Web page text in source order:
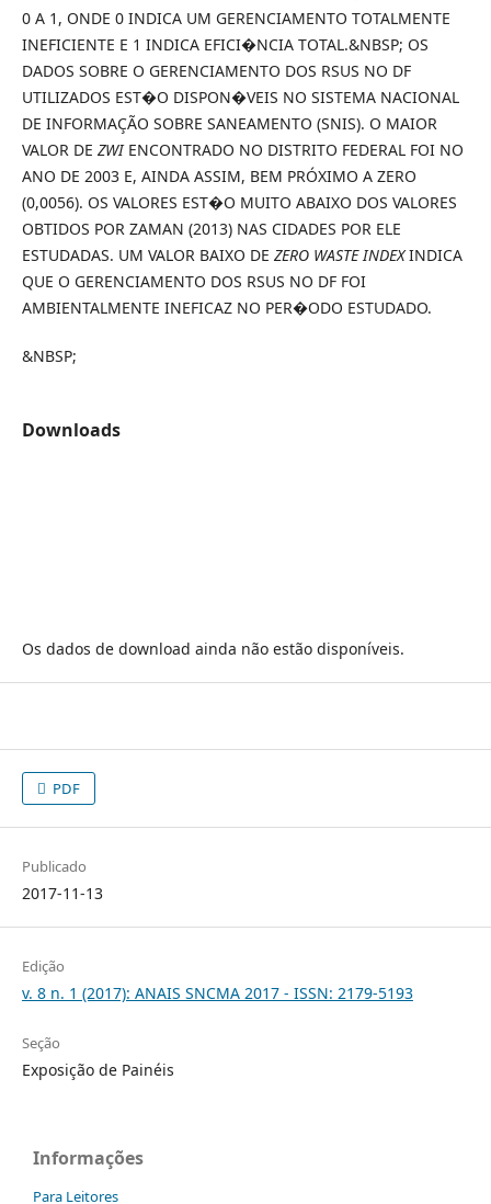
0 A 1, ONDE 0 INDICA UM GERENCIAMENTO TOTALMENTE
INEFICIENTE E 1 INDICA EFICI�NCIA TOTAL.&NBSP; OS
DADOS SOBRE O GERENCIAMENTO DOS RSUS NO DF
UTILIZADOS EST�O DISPON�VEIS NO SISTEMA NACIONAL
DE INFORMAÇÃO SOBRE SANEAMENTO (SNIS). O MAIOR
VALOR DE ZWI ENCONTRADO NO DISTRITO FEDERAL FOI NO
ANO DE 2003 E, AINDA ASSIM, BEM PRÓXIMO A ZERO
(0,0056). OS VALORES EST�O MUITO ABAIXO DOS VALORES
OBTIDOS POR ZAMAN (2013) NAS CIDADES POR ELE
ESTUDADAS. UM VALOR BAIXO DE ZERO WASTE INDEXINDICA
QUE O GERENCIAMENTO DOS RSUS NO DF FOI
AMBIENTALMENTE INEFICAZ NO PER�ODO ESTUDADO.
&NBSP;
Downloads
Os dados de download ainda não estão disponíveis.
PDF
Publicado
2017-11-13
Edição
v. 8 n. 1 (2017): ANAIS SNCMA 2017 - ISSN: 2179-5193
Seção
Exposição de Painéis
Informações
Para Leitores